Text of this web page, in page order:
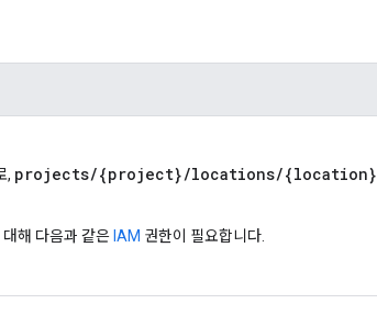
, projects/{project}/locations/{location}
대해 다음과 같은 IAM 권한이 필요합니다.